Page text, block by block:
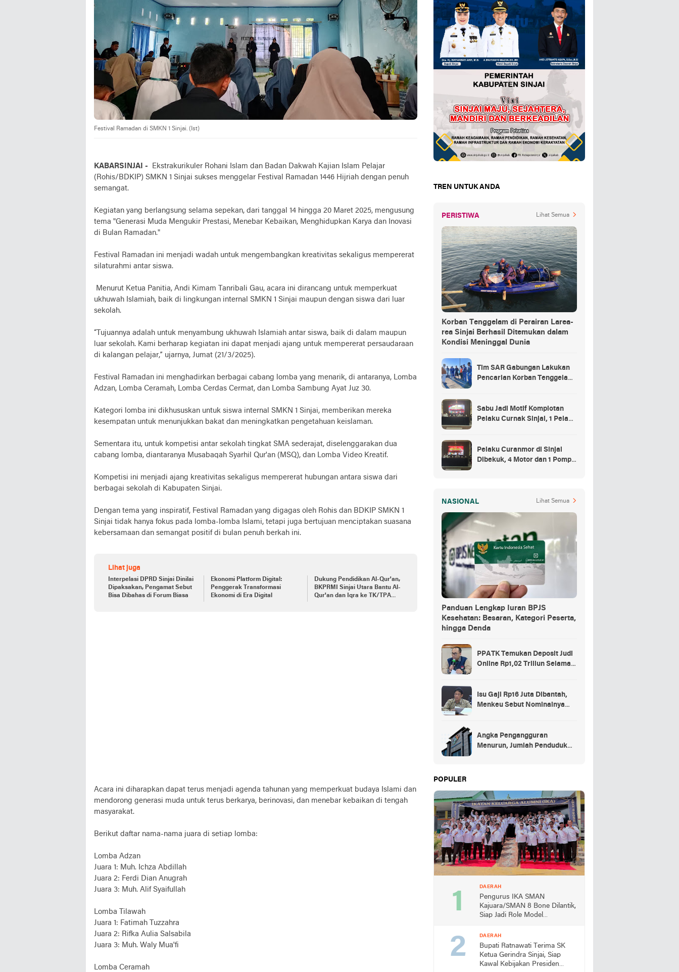
Festival Ramadan di SMKN 1 Sinjai. (Ist)
KABARSINJAI -
Ekstrakurikuler Rohani Islam dan Badan Dakwah Kajian Islam Pelajar
(Rohis/BDKIP) SMKN 1 Sinjai sukses menggelar Festival Ramadan 1446 Hijriah dengan penuh
semangat.
Kegiatan yang berlangsung selama sepekan, dari tanggal 14 hingga 20 Maret 2025, mengusung
tema "Generasi Muda Mengukir Prestasi, Menebar Kebaikan, Menghidupkan Karya dan Inovasi
di Bulan Ramadan."
Festival Ramadan ini menjadi wadah untuk mengembangkan kreativitas sekaligus mempererat
silaturahmi antar siswa.
Menurut Ketua Panitia, Andi Kimam Tanribali Gau, acara ini dirancang untuk memperkuat
ukhuwah Islamiah, baik di lingkungan internal SMKN 1 Sinjai maupun dengan siswa dari luar
sekolah.
“Tujuannya adalah untuk menyambung ukhuwah Islamiah antar siswa, baik di dalam maupun
luar sekolah. Kami berharap kegiatan ini dapat menjadi ajang untuk mempererat persaudaraan
di kalangan pelajar,” ujarnya, Jumat (21/3/2025).
Festival Ramadan ini menghadirkan berbagai cabang lomba yang menarik, di antaranya, Lomba
Adzan, Lomba Ceramah, Lomba Cerdas Cermat, dan Lomba Sambung Ayat Juz 30.
Kategori lomba ini dikhususkan untuk siswa internal SMKN 1 Sinjai, memberikan mereka
kesempatan untuk menunjukkan bakat dan meningkatkan pengetahuan keislaman.
Sementara itu, untuk kompetisi antar sekolah tingkat SMA sederajat, diselenggarakan dua
cabang lomba, diantaranya Musabaqah Syarhil Qur'an (MSQ), dan Lomba Video Kreatif.
Kompetisi ini menjadi ajang kreativitas sekaligus mempererat hubungan antara siswa dari
berbagai sekolah di Kabupaten Sinjai.
Dengan tema yang inspiratif, Festival Ramadan yang digagas oleh Rohis dan BDKIP SMKN 1
Sinjai tidak hanya fokus pada lomba-lomba Islami, tetapi juga bertujuan menciptakan suasana
kebersamaan dan semangat positif di bulan penuh berkah ini.
Lihat juga
Interpelasi DPRD Sinjai Dinilai
Dipaksakan, Pengamat Sebut
Bisa Dibahas di Forum Biasa
Ekonomi Platform Digital:
Penggerak Transformasi
Ekonomi di Era Digital
Dukung Pendidikan Al-Qur'an,
BKPRMI Sinjai Utara Bantu Al-
Qur'an dan Iqra ke TK/TPA
Acara ini diharapkan dapat terus menjadi agenda tahunan yang memperkuat budaya Islami dan
mendorong generasi muda untuk terus berkarya, berinovasi, dan menebar kebaikan di tengah
masyarakat.
Berikut daftar nama-nama juara di setiap lomba:
Lomba Adzan
Juara 1: Muh. Ichza Abdillah
Juara 2: Ferdi Dian Anugrah
Juara 3: Muh. Alif Syaifullah
Lomba Tilawah
Juara 1: Fatimah Tuzzahra
Juara 2: Rifka Aulia Salsabila
Juara 3: Muh. Waly Mua'fi
Lomba Ceramah
TREN UNTUK ANDA
PERISTIWA Lihat Semua
Korban Tenggelam di Perairan Larea-
rea Sinjai Berhasil Ditemukan dalam
Kondisi Meninggal Dunia
Tim SAR Gabungan Lakukan
Pencarian Korban Tenggelam
Sabu Jadi Motif Komplotan
Pelaku Curnak Sinjai, 1 Pelaku
Pelaku Curanmor di Sinjai
Dibekuk, 4 Motor dan 1 Pompa
NASIONAL Lihat Semua
Panduan Lengkap Iuran BPJS
Kesehatan: Besaran, Kategori Peserta,
hingga Denda
PPATK Temukan Deposit Judi
Online Rp1,02 Triliun Selama
Isu Gaji Rp16 Juta Dibantah,
Menkeu Sebut Nominalnya
Angka Pengangguran
Menurun, Jumlah Penduduk
POPULER
DAERAH
Pengurus IKA SMAN
Kajuara/SMAN 8 Bone Dilantik,
Siap Jadi Role Model
DAERAH
Bupati Ratnawati Terima SK
Ketua Gerindra Sinjai, Siap
Kawal Kebijakan Presiden